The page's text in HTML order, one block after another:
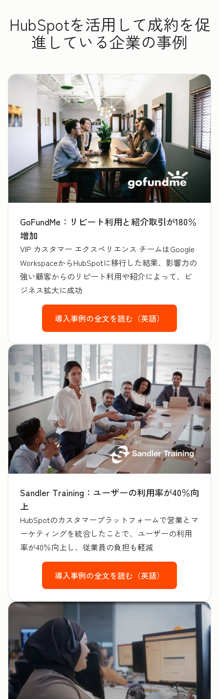
HubSpotを活用して成約を促
進している企業の事例
GoFundMe：リピート利用と紹介取引が180％
増加
VIP カスタマー エクスペリエンス チームはGoogle
WorkspaceからHubSpotに移行した結果、影響力の
強い顧客からのリピート利用や紹介によって、ビ
ジネス拡大に成功
導入事例の全文を読む（英語）
Sandler Training：ユーザーの利用率が40％向
上
HubSpotのカスタマープラットフォームで営業とマ
ーケティングを統合したことで、ユーザーの利用
率が40％向上し、従業員の負担も軽減
導入事例の全文を読む（英語）